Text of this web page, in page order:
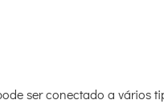
ser conectado a vários